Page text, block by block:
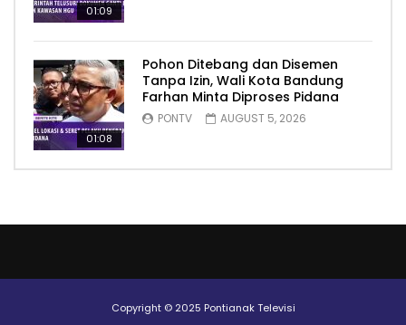
01:09
01:08
Pohon Ditebang dan Disemen
Tanpa Izin, Wali Kota Bandung
Farhan Minta Diproses Pidana
PONTV AUGUST 5, 2026
Copyright © 2025 Pontianak Televisi